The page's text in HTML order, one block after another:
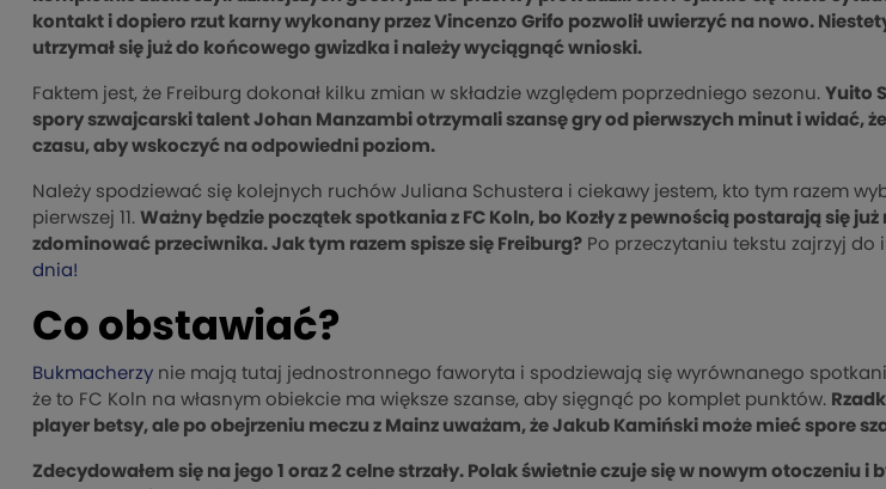
kontakt i dopiero rzut karny wykonany przez Vincenzo Grifo pozwolił uwierzyć na nowo.
utrzymał się już do końcowego gwizdka i należy wyciągnąć wnioski.
Faktem jest, że Freiburg dokonał kilku zmian w składzie względem poprzedniego sezonu. Yuito
spory szwajcarski talent Johan Manzambi otrzymali szansę gry od pierwszych minut i widać,
czasu, aby wskoczyć na odpowiedni poziom.
Należy spodziewać się kolejnych ruchów Juliana Schustera i ciekawy jestem, kto tym razem
pierwszej 11. Ważny będzie początek spotkania z FC Koln, bo Kozły z pewnością postarają się
zdominować przeciwnika. Jak tym razem spisze się Freiburg? Po przeczytaniu tekstu zajrzyj do
dnia!
Co obstawiać?
Bukmacherzy nie mają tutaj jednostronnego faworyta i spodziewają się wyrównanego
że to FC Koln na własnym obiekcie ma większe szanse, aby sięgnąć po komplet punktów.
player betsy, ale po obejrzeniu meczu z Mainz uważam, że Jakub Kamiński może mieć spore
Zdecydowałem się na jego 1 oraz 2 celne strzały. Polak świetnie czuje się w nowym otoczeniu i